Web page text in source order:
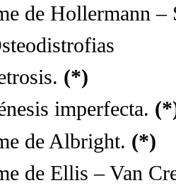
de Hollermann
(*)
imperfecta.
de Albright. (*)
de Ellis – Van